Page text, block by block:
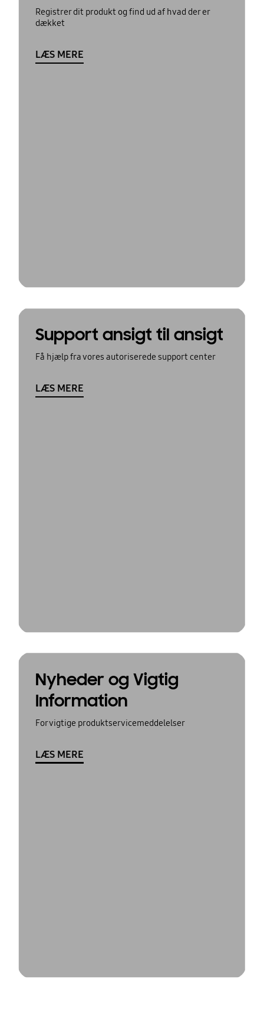
Registrer dit produkt og find ud af hvad der er
dækket
LÆS MERE
Support ansigt til ansigt
Få hjælp fra vores autoriserede support center
LÆS MERE
Nyheder og Vigtig
Information
For vigtige produktservicemeddelelser
LÆS MERE